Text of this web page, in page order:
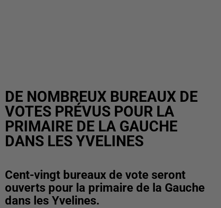
DE NOMBREUX BUREAUX DE
VOTES PRÉVUS POUR LA
PRIMAIRE DE LA GAUCHE
DANS LES YVELINES
Cent-vingt bureaux de vote seront
ouverts pour la primaire de la Gauche
dans les Yvelines.